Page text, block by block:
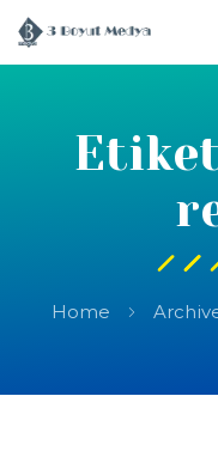
Home